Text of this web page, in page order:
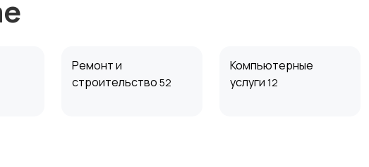
Ремонт и
строительство 52
Компьютерные
услуги 12